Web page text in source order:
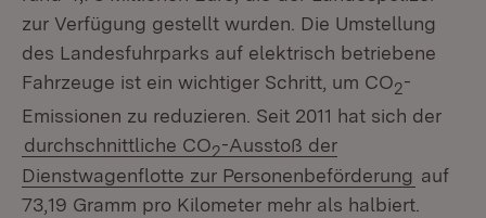
zur Verfügung gestellt wurden. Die Umstellung
des Landesfuhrparks auf elektrisch betriebene
Fahrzeuge ist ein wichtiger Schritt, um CO2-
Emissionen zu reduzieren. Seit 2011 hat sich der
durchschnittliche CO2-Ausstoß der
Dienstwagenflotte zur Personenbeförderung auf
73,19 Gramm pro Kilometer mehr als halbiert.